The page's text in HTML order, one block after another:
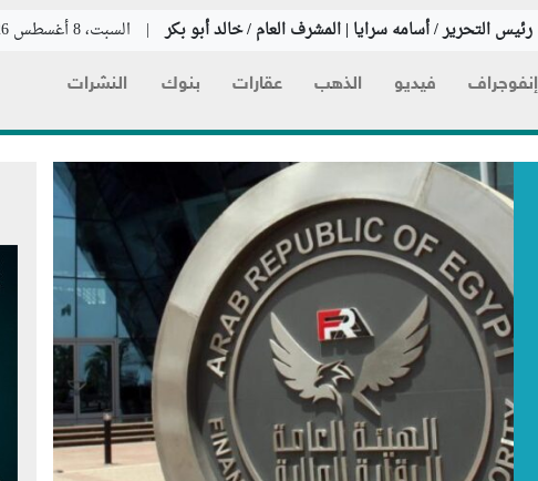
رئيس التحرير / أسامه سرايا | المشرف العام / خالد أبو بكر | السبت، 8 أغسطس 2026
إنفوجراف فيديو الذهب عقارات بنوك النشرات